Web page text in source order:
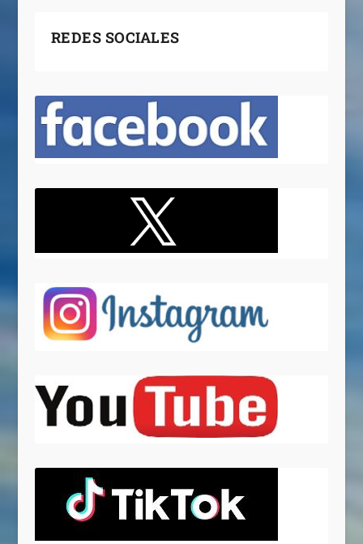
REDES SOCIALES